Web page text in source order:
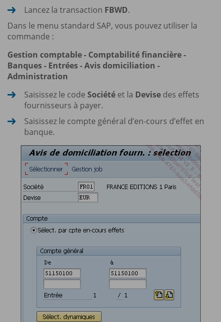
Lancez la transaction FBWD.
Dans le menu standard SAP, vous pouvez utiliser la
commande :
Gestion comptable - Comptabilité financière -
Banques - Entrées - Avis domiciliation -
Administration
Saisissez le code Société et la Devise des effets
fournisseurs à payer.
Saisissez le compte général d’en-cours d’effet en
banque.